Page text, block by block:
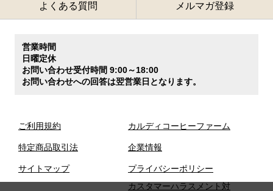
よくある質問 メルマガ登録
営業時間
日曜定休
お問い合わせ受付時間 9:00～18:00
お問い合わせへの回答は翌営業日となります。
ご利用規約
特定商品取引法
サイトマップ
カルディコーヒーファーム
企業情報
プライバシーポリシー
カスタマーハラスメント対